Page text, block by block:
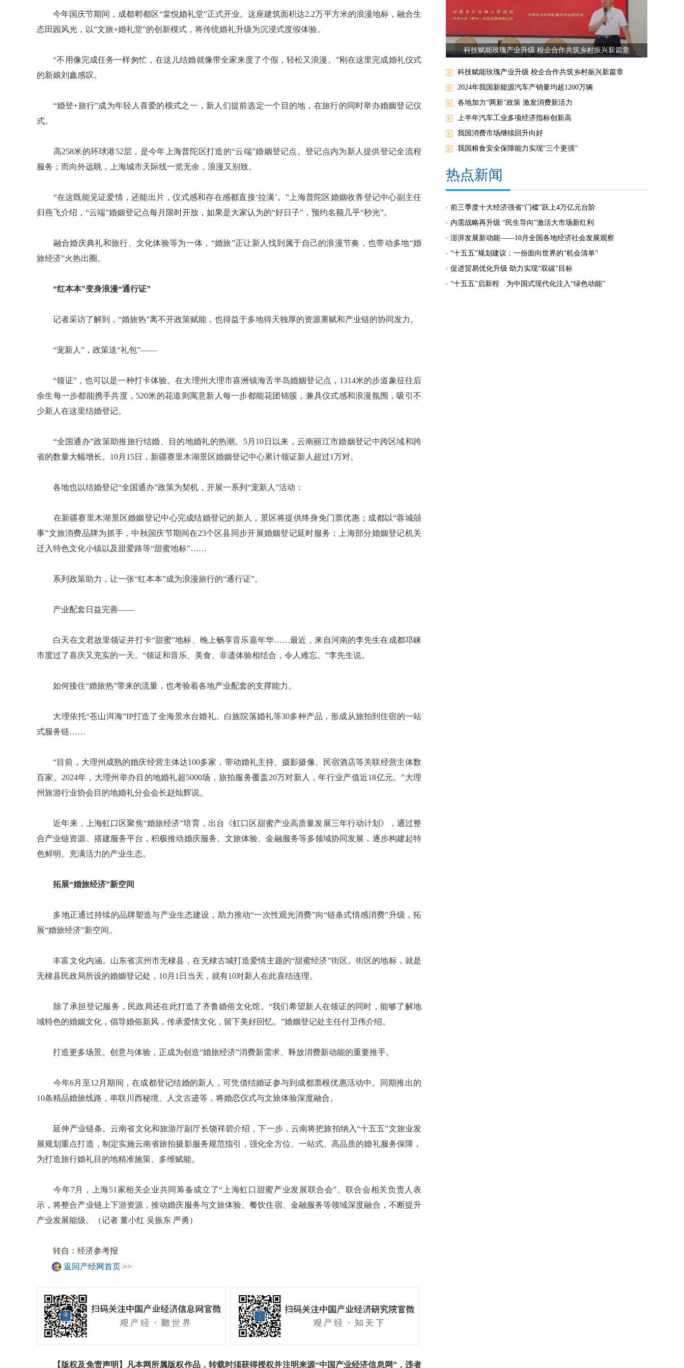
今年国庆节期间，成都郫都区“棠悦婚礼堂”正式开业。这座建筑面积达2.2万平方米的浪漫地标，融合生
态田园风光，以“文旅+婚礼堂”的创新模式，将传统婚礼升级为沉浸式度假体验。
“不用像完成任务一样匆忙，在这儿结婚就像带全家来度了个假，轻松又浪漫。”刚在这里完成婚礼仪式
的新娘刘鑫感叹。
“婚登+旅行”成为年轻人喜爱的模式之一，新人们提前选定一个目的地，在旅行的同时举办婚姻登记仪
式。
高258米的环球港52层，是今年上海普陀区打造的“云端”婚姻登记点。登记点内为新人提供登记全流程
服务；而向外远眺，上海城市天际线一览无余，浪漫又别致。
“在这既能见证爱情，还能出片，仪式感和存在感都直接‘拉满’。”上海普陀区婚姻收养登记中心副主任
归燕飞介绍，“云端”婚姻登记点每月限时开放，如果是大家认为的“好日子”，预约名额几乎“秒光”。
融合婚庆典礼和旅行、文化体验等为一体，“婚旅”正让新人找到属于自己的浪漫节奏，也带动多地“婚
旅经济”火热出圈。
“红本本”变身浪漫“通行证”
记者采访了解到，“婚旅热”离不开政策赋能，也得益于多地得天独厚的资源禀赋和产业链的协同发力。
“宠新人”，政策送“礼包”——
“领证”，也可以是一种打卡体验。在大理州大理市喜洲镇海舌半岛婚姻登记点，1314米的步道象征往后
余生每一步都能携手共度，520米的花道则寓意新人每一步都能花团锦簇，兼具仪式感和浪漫氛围，吸引不
少新人在这里结婚登记。
“全国通办”政策助推旅行结婚、目的地婚礼的热潮。5月10日以来，云南丽江市婚姻登记中跨区域和跨
省的数量大幅增长。10月15日，新疆赛里木湖景区婚姻登记中心累计领证新人超过1万对。
各地也以结婚登记“全国通办”政策为契机，开展一系列“宠新人”活动：
在新疆赛里木湖景区婚姻登记中心完成结婚登记的新人，景区将提供终身免门票优惠；成都以“蓉城囍
事”文旅消费品牌为抓手，中秋国庆节期间在23个区县同步开展婚姻登记延时服务；上海部分婚姻登记机关
迁入特色文化小镇以及甜爱路等“甜蜜地标”……
系列政策助力，让一张“红本本”成为浪漫旅行的“通行证”。
产业配套日益完善——
白天在文君故里领证并打卡“甜蜜”地标、晚上畅享音乐嘉年华……最近，来自河南的李先生在成都邛崃
市度过了喜庆又充实的一天。“领证和音乐、美食、非遗体验相结合，令人难忘。”李先生说。
如何接住“婚旅热”带来的流量，也考验着各地产业配套的支撑能力。
大理依托“苍山洱海”IP打造了全海景水台婚礼、白族院落婚礼等30多种产品，形成从旅拍到住宿的一站
式服务链……
“目前，大理州成熟的婚庆经营主体达100多家，带动婚礼主持、摄影摄像、民宿酒店等关联经营主体数
百家。2024年，大理州举办目的地婚礼超5000场，旅拍服务覆盖20万对新人，年行业产值近18亿元。”大理
州旅游行业协会目的地婚礼分会会长赵灿辉说。
近年来，上海虹口区聚焦“婚旅经济”培育，出台《虹口区甜蜜产业高质量发展三年行动计划》，通过整
合产业链资源、搭建服务平台，积极推动婚庆服务、文旅体验、金融服务等多领域协同发展，逐步构建起特
色鲜明、充满活力的产业生态。
拓展“婚旅经济”新空间
多地正通过持续的品牌塑造与产业生态建设，助力推动“一次性观光消费”向“链条式情感消费”升级，拓
展“婚旅经济”新空间。
丰富文化内涵。山东省滨州市无棣县，在无棣古城打造爱情主题的“甜蜜经济”街区。街区的地标，就是
无棣县民政局所设的婚姻登记处，10月1日当天，就有10对新人在此喜结连理。
除了承担登记服务，民政局还在此打造了齐鲁婚俗文化馆。“我们希望新人在领证的同时，能够了解地
域特色的婚姻文化，倡导婚俗新风，传承爱情文化，留下美好回忆。”婚姻登记处主任付卫伟介绍。
打造更多场景。创意与体验，正成为创造“婚旅经济”消费新需求、释放消费新动能的重要推手。
今年6月至12月期间，在成都登记结婚的新人，可凭借结婚证参与到成都票根优惠活动中。同期推出的
10条精品婚旅线路，串联川西秘境、人文古迹等，将婚恋仪式与文旅体验深度融合。
延伸产业链条。云南省文化和旅游厅副厅长饶祥碧介绍，下一步，云南将把旅拍纳入“十五五”文旅业发
展规划重点打造，制定实施云南省旅拍摄影服务规范指引，强化全方位、一站式、高品质的婚礼服务保障，
为打造旅行婚礼目的地精准施策、多维赋能。
今年7月，上海51家相关企业共同筹备成立了“上海虹口甜蜜产业发展联合会”。联合会相关负责人表
示，将整合产业链上下游资源，推动婚庆服务与文旅体验、餐饮住宿、金融服务等领域深度融合，不断提升
产业发展能级。（记者 董小红 吴振东 严勇）
转自：经济参考报
返回产经网首页 >>
【版权及免责声明】凡本网所属版权作品，转载时须获得授权并注明来源“中国产业经济信息网”，违者
科技赋能玫瑰产业升级 校企合作共筑乡村振兴新篇章
科技赋能玫瑰产业升级 校企合作共筑乡村振兴新篇章
2024年我国新能源汽车产销量均超1200万辆
各地加力“两新”政策 激发消费新活力
上半年汽车工业多项经济指标创新高
我国消费市场继续回升向好
我国粮食安全保障能力实现“三个更强”
热点新闻
前三季度十大经济强省“门槛”跃上4万亿元台阶
内需战略再升级 “民生导向”激活大市场新红利
澎湃发展新动能——10月全国各地经济社会发展观察
“十五五”规划建议：一份面向世界的“机会清单”
促进贸易优化升级 助力实现“双碳”目标
“十五五”启新程 为中国式现代化注入“绿色动能”